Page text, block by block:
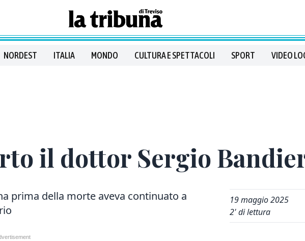
NORDEST ITALIA MONDO CULTURA E SPETTACOLI SPORT VIDEO
il dottor Sergio
prima della morte aveva continuato a
19 maggio 2025
2' di lettura